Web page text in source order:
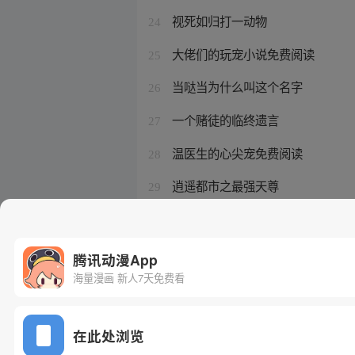
24 视死如归打一动物
25 大佬们的玩宠小说免费阅读
26 当哒当为什么叫这个名字
27 一个赌徒的临终遗言
28 温医生的心尖宠免费阅读
29 逍遥都市之最强天尊
腾讯动漫App
海量漫画 新人7天免费看
在此处浏览